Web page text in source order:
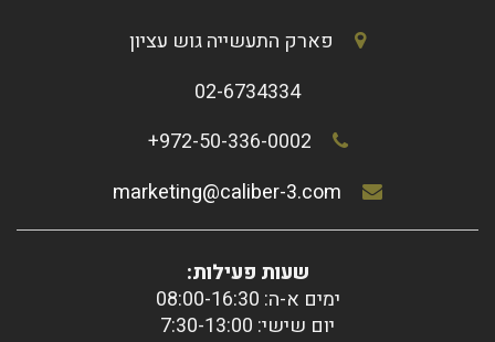
פארק התעשייה גוש עציון
02-6734334
marketing@caliber-3.com
שעות פעילות:
ימים א-ה: 08:00-16:30
יום שישי: 7:30-13:00